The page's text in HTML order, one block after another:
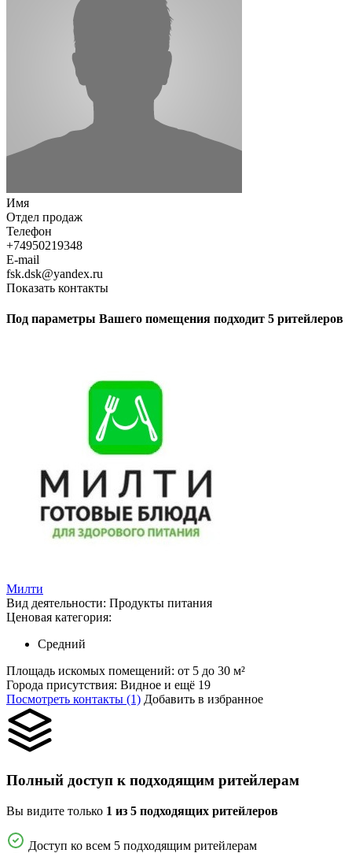
Имя
Отдел продаж
Телефон
+74950219348
E-mail
fsk.dsk@yandex.ru
Показать контакты
Под параметры Вашего помещения подходит 5 ритейлеров
Милти
Вид деятельности: Продукты питания
Ценовая категория:
Средний
Площадь искомых помещений: от 5 до 30 м²
Города присутствия: Видное и ещё 19
Посмотреть контакты (1) Добавить в избранное
Полный доступ к подходящим ритейлерам
Вы видите только 1 из 5 подходящих ритейлеров
Доступ ко всем 5 подходящим ритейлерам